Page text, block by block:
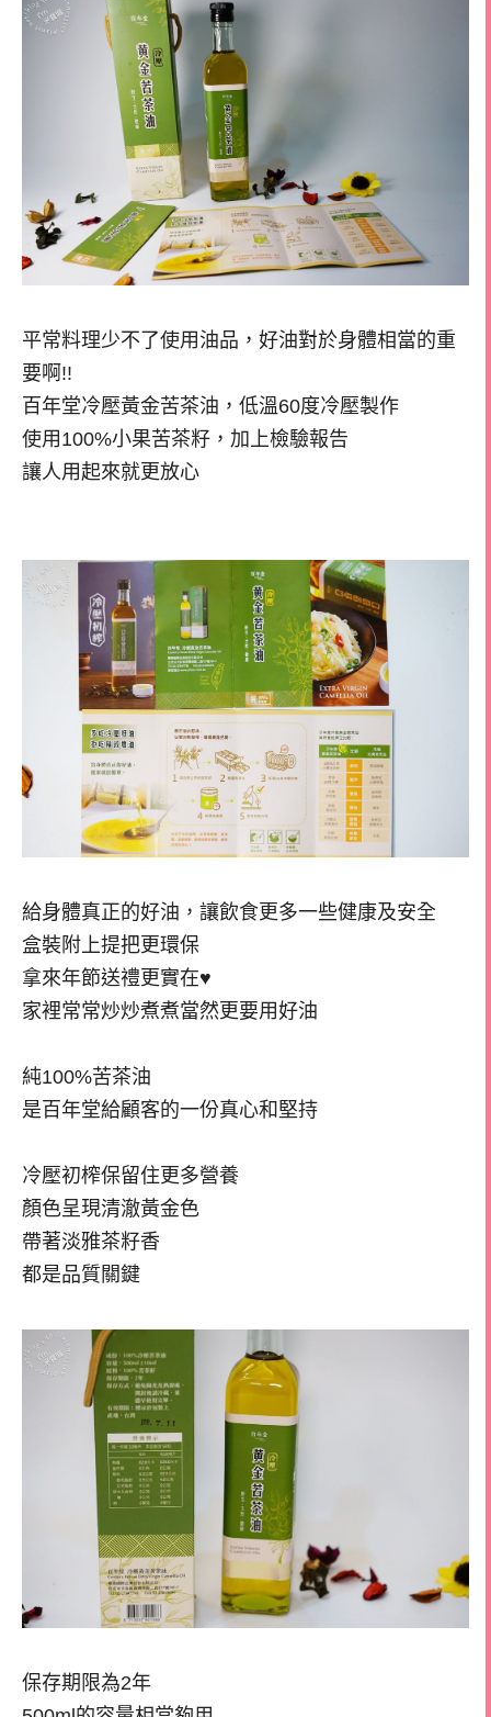
平常料理少不了使用油品，好油對於身體相當的重
要啊!!
百年堂冷壓黃金苦茶油，低溫60度冷壓製作
使用100%小果苦茶籽，加上檢驗報告
讓人用起來就更放心
給身體真正的好油，讓飲食更多一些健康及安全
盒裝附上提把更環保
拿來年節送禮更實在♥
家裡常常炒炒煮煮當然更要用好油
純100%苦茶油
是百年堂給顧客的一份真心和堅持
冷壓初榨保留住更多營養
顏色呈現清澈黃金色
帶著淡雅茶籽香
都是品質關鍵
保存期限為2年